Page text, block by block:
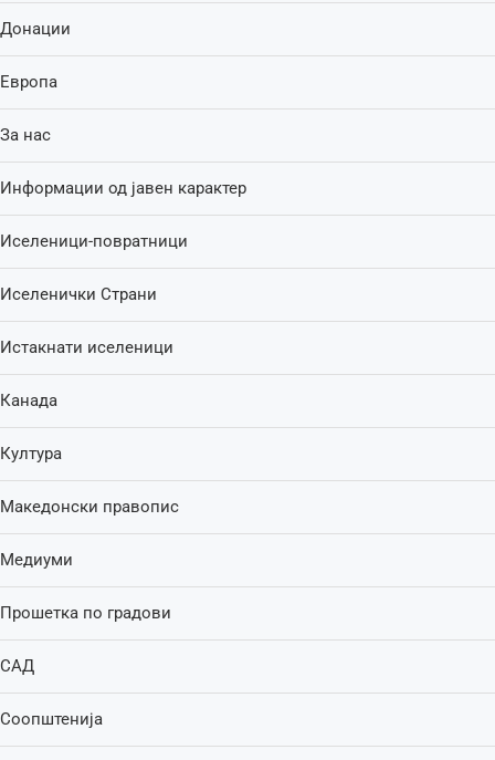
Донации
Европа
За нас
Информации од јавен карактер
Иселеници-повратници
Иселенички Страни
Истакнати иселеници
Канада
Култура
Македонски правопис
Медиуми
Прошетка по градови
САД
Соопштенија